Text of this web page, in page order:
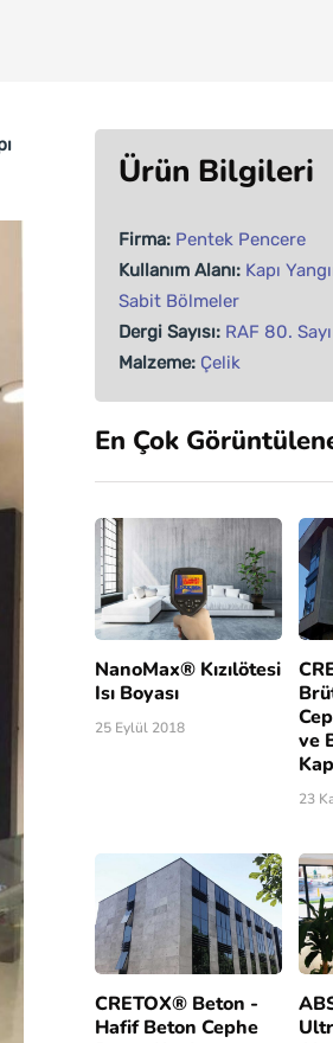
Ürün Bilgileri
Firma: Pentek Pencere
Kullanım Alanı: Kapı
Sabit Bölmeler
Dergi Sayısı: RAF 80. Sayı
Malzeme: Çelik
En Çok
NanoMax® Kızılötesi
Isı Boyası
25 Eylül 2018
ve
23
CRETOX® Beton -
Hafif Beton Cephe